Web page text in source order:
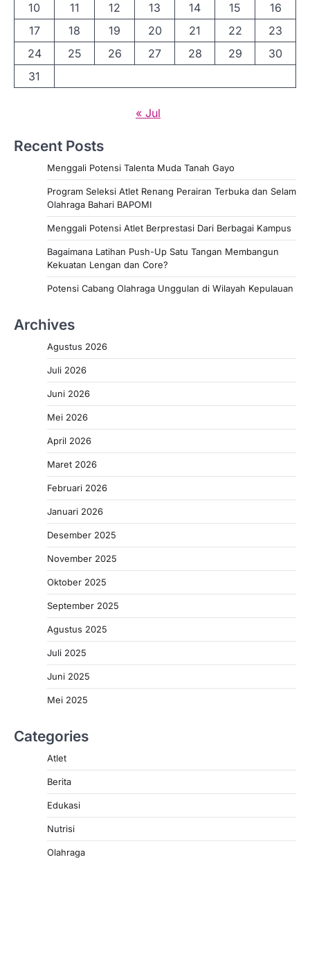
10 11 12 13 14 15
16
17
18 19 20 21 22
23
24
25 26 27 28 29
30
31
« Jul
Recent Posts
Menggali Potensi Talenta Muda Tanah Gayo
Program Seleksi Atlet Renang Perairan Terbuka dan Selam
Olahraga Bahari BAPOMI
Menggali Potensi Atlet Berprestasi Dari Berbagai Kampus
Bagaimana Latihan Push-Up Satu Tangan Membangun
Kekuatan Lengan dan Core?
Potensi Cabang Olahraga Unggulan di Wilayah Kepulauan
Archives
Agustus 2026
Juli 2026
Juni 2026
Mei 2026
April 2026
Maret 2026
Februari 2026
Januari 2026
Desember 2025
November 2025
Oktober 2025
September 2025
Agustus 2025
Juli 2025
Juni 2025
Mei 2025
Categories
Atlet
Berita
Edukasi
Nutrisi
Olahraga